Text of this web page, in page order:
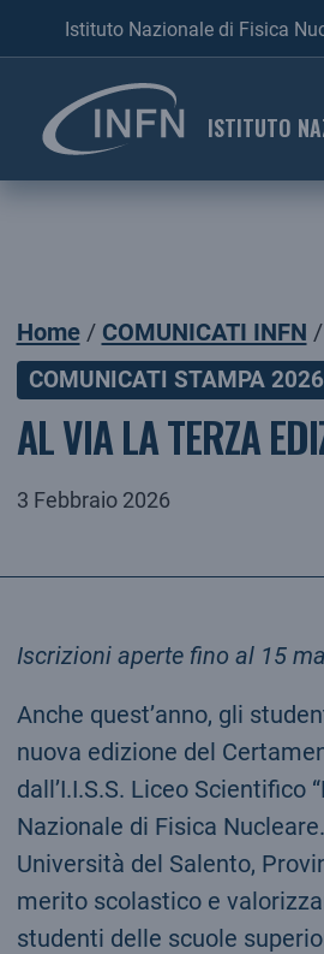
Istituto Nazionale di Fisica
ISTITUTO
Home COMUNICATI INFN
COMUNICATI STAMPA 2026
AL VIA LA TERZA
3 Febbraio 2026
Iscrizioni aperte fino al 15
Anche quest’anno, gli
nuova edizione del
dall’I.I.S.S. Liceo Scientifico
Nazionale di Fisica
Università del Salento,
merito scolastico e
studenti delle scuole